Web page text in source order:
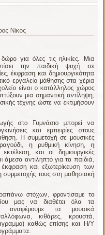
Νίκος
για όλες τις ηλικίες. Μια
την παιδική ψυχή σε
έκφραση και δημιουργικότητα
εργαλείο μάθησης στα χέρια
είναι ο κατάλληλος χώρος
μια σημαντική αντίληψη,
τέχνης ώστε να εκτιμήσουν
στο Γυμνάσιο μπορεί να
και εμπειρίες στους
Η συμμετοχή σε μουσικές
η ρυθμική κίνηση, η
και οι δημιουργικές
άμεσα αντιληπτό για τα παιδιά,
έκφραση και εξωτερίκευση των
τους στη μαθησιακή
στόχων, φροντίσαμε το
μας να διαθέτει όλα τα
αναφέρουμε τα μουσικά
κιθάρες, κρουστά,
καθώς επίσης και Η/Υ